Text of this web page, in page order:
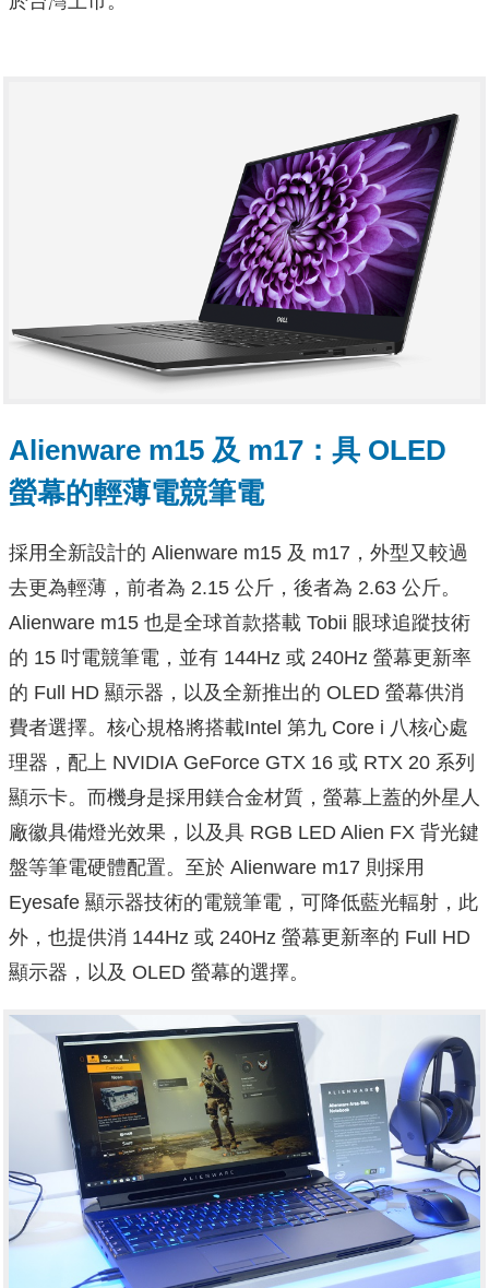
Alienware m15 及 m17：具 OLED
螢幕的輕薄電競筆電
採用全新設計的 Alienware m15 及 m17，外型又較過
去更為輕薄，前者為 2.15 公斤，後者為 2.63 公斤。
Alienware m15 也是全球首款搭載 Tobii 眼球追蹤技術
的 15 吋電競筆電，並有 144Hz 或 240Hz 螢幕更新率
的 Full HD 顯示器，以及全新推出的 OLED 螢幕供消
費者選擇。核心規格將搭載Intel 第九 Core i 八核心處
理器，配上 NVIDIA GeForce GTX 16 或 RTX 20 系列
顯示卡。而機身是採用鎂合金材質，螢幕上蓋的外星人
廠徽具備燈光效果，以及具 RGB LED Alien FX 背光鍵
盤等筆電硬體配置。至於 Alienware m17 則採用
Eyesafe 顯示器技術的電競筆電，可降低藍光輻射，此
外，也提供消 144Hz 或 240Hz 螢幕更新率的 Full HD
顯示器，以及 OLED 螢幕的選擇。